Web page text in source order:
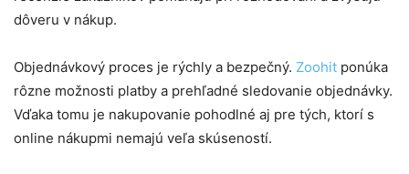
dôveru v nákup.
Objednávkový proces je rýchly a bezpečný. Zoohit ponúka
rôzne možnosti platby a prehľadné sledovanie objednávky.
Vďaka tomu je nakupovanie pohodlné aj pre tých, ktorí s
online nákupmi nemajú veľa skúseností.